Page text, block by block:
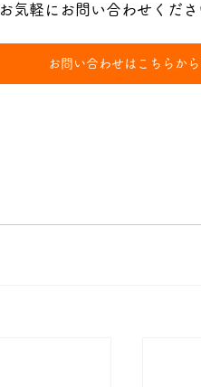
お気軽にお問い合わせくだ
お問い合わせはこちらか